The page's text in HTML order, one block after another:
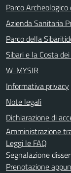
Parco
Azienda Sanitaria
Parco della
Sibari e la Costa
W-MYSIR
Informativa privacy
Note legali
Dichiarazione di
Amministrazione
Leggi le FAQ
Segnalazione
Prenotazione